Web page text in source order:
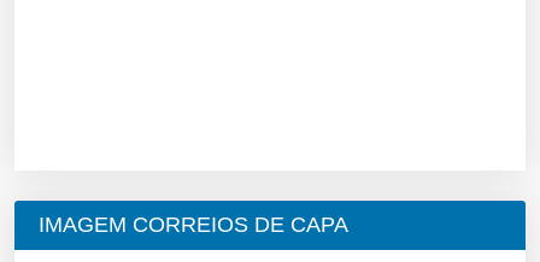
IMAGEM CORREIOS DE CAPA